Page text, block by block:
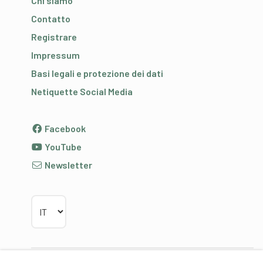
Contatto
Registrare
Impressum
Basi legali e protezione dei dati
Netiquette Social Media
Facebook
YouTube
Newsletter